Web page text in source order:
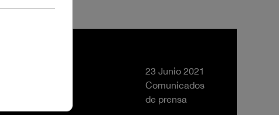
23 Junio 2021
Comunicados
de prensa